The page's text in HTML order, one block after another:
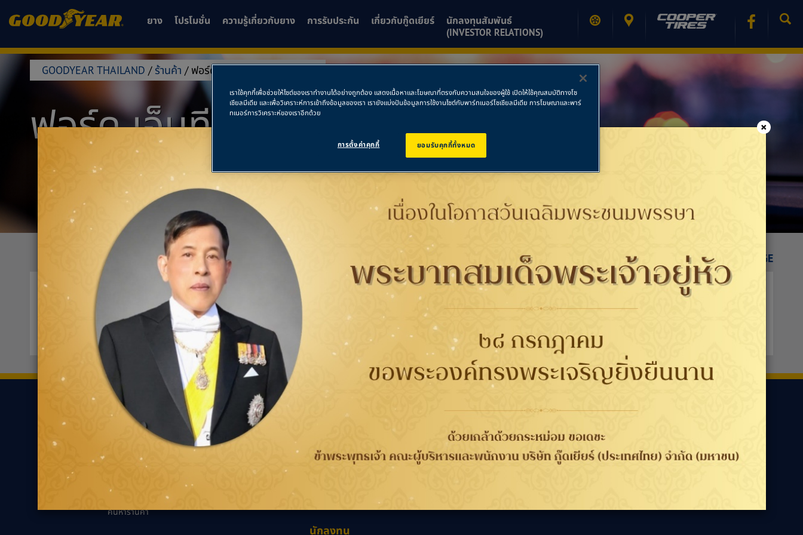
×
ยาง โปรโมชั่น ความรู้เกี่ยวกับยาง การรับประกัน เกี่ยวกับกู๊ดเยียร์
นักลงทุนสัมพันธ์
(INVESTOR RELATIONS)
GOODYEAR THAILAND / ร้านค้า / ฟอร์ด เอ็นทีออโตโมบิล พะเยา
ฟอร์ด เอ็นทีออโตโมบิล พะเยา
PRINT PAGE
ฟอร์ด เอ็นทีออโตโมบิล พะเยา
555 หมู่ 18 ต.บ้านต๋อม
ขอเส้นทาง
ศูนย์บริการ Ford
ยาง
ค้นหาตามประเภทของ
ค้นหาตามประเภทรถยนต์
ตัวแทนจำหน่ายกู๊ด
เยียร์
ค้นหาร้านค้า
ความรู้เกี่ยวกับยาง
นวัตกรรมเพื่ออนาคต
แนะนำการเลือกยางที่
เหมาะกับรถคุณ
การรับประกัน
WORRY FREE ขับขี่
นักลงทุน
ความรับผิดชอบต่อสังคม
ร่วมงานกับเรา
ติดต่อเรา
เลือกประเทศ / ภูมิภาค
เราใช้คุกกี้เพื่อช่วยให้ไซต์ของเราทำงานได้อย่างถูกต้อง แสดงเนื้อหาและโฆษณาที่ตรงกับความสนใจของผู้ใช้ เปิดให้ใช้คุณสมบัติทางโซ
เชียลมีเดีย และเพื่อวิเคราะห์การเข้าถึงข้อมูลของเรา เรายังแบ่งปันข้อมูลการใช้งานไซต์กับพาร์ทเนอร์โซเชียลมีเดีย การโฆษณาและพาร์
ทเนอร์การวิเคราะห์ของเราอีกด้วย
ยอมรับคุกกี้ทั้งหมด
การตั้งค่าคุกกี้